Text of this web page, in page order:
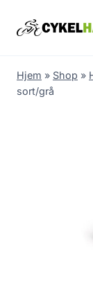
Hjem » Shop »
sort/grå